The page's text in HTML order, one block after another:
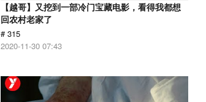
【越哥】又挖到一部冷门宝藏电影，看得我都想
回农村老家了
# 315
2020-11-30 07:43